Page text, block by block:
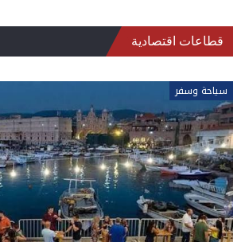
قطاعات اقتصادية
سياحة وسفر